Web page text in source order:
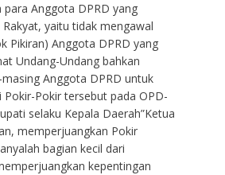
para Anggota DPRD yang
yaitu tidak mengawal
Pikiran) Anggota DPRD yang
Undang-Undang bahkan
Anggota DPRD untuk
Pokir-Pokir tersebut pada OPD-
selaku Kepala Daerah”Ketua
memperjuangkan Pokir
bagian kecil dari
kepentingan